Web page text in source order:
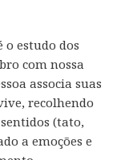
o estudo dos
com nossa
associa suas
recolhendo
(tato,
a emoções e